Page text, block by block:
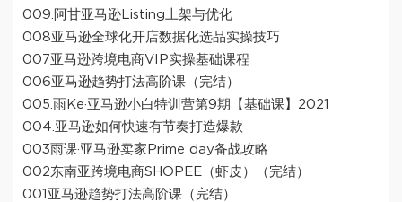
009.阿甘亚马逊Listing上架与优化
008亚马逊全球化开店数据化选品实操技巧
007亚马逊跨境电商VIP实操基础课程
006亚马逊趋势打法高阶课（完结）
005.雨Ke·亚马逊小白特训营第9期【基础课】2021
004.亚马逊如何快速有节奏打造爆款
003雨课·亚马逊卖家Prime day备战攻略
002东南亚跨境电商SHOPEE（虾皮）（完结）
001亚马逊趋势打法高阶课（完结）